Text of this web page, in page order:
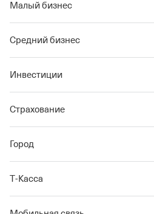
Малый бизнес
Средний бизнес
Инвестиции
Страхование
Город
Т‑Касса